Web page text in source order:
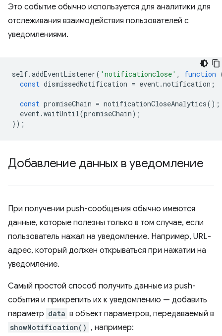
Это событие обычно используется для аналитики для
отслеживания взаимодействия пользователей с
уведомлениями.
self.addEventListener( 'notificationclose' , function
const dismissedNotification = event.notification ;
const promiseChain = notificationCloseAnalytics();
event.waitUntil(promiseChain);
});
Добавление данных в уведомление
При получении push-сообщения обычно имеются
данные, которые полезны только в том случае, если
пользователь нажал на уведомление. Например, URL-
адрес, который должен открываться при нажатии на
уведомление.
Самый простой способ получить данные из push-
события и прикрепить их к уведомлению — добавить
параметр data в объект параметров, передаваемый в
showNotification() , например: